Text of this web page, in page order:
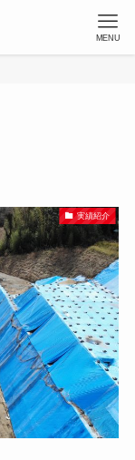
MENU
実績紹介